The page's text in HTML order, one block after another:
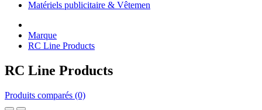
Matériels publicitaire & Vêtemen
Marque
RC Line Products
RC Line Products
Produits comparés (0)